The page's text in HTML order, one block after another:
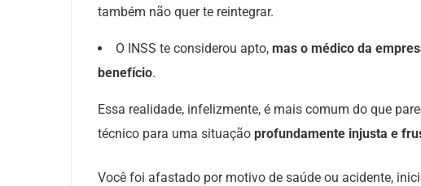
também não quer te reintegrar.
O INSS te considerou apto, mas o médico da
benefício.
Essa realidade, infelizmente, é mais comum do que
técnico para uma situação profundamente injusta e
Você foi afastado por motivo de saúde ou acidente,